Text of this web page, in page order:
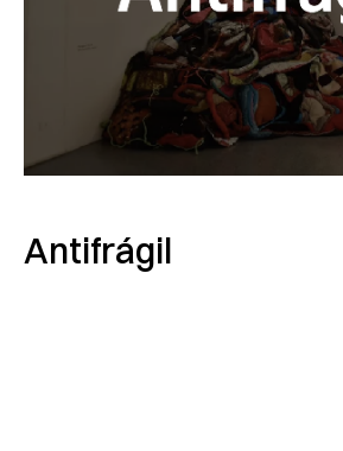
Antifrágil